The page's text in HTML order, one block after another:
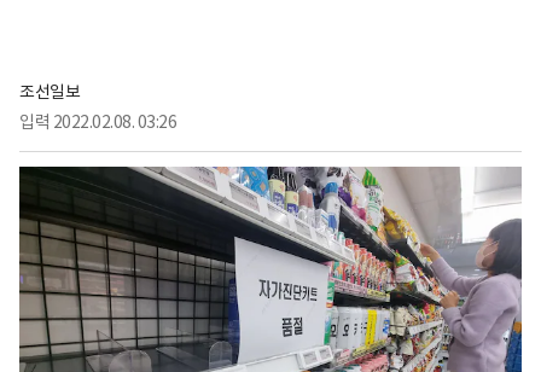
조선일보
입력 2022.02.08. 03:26